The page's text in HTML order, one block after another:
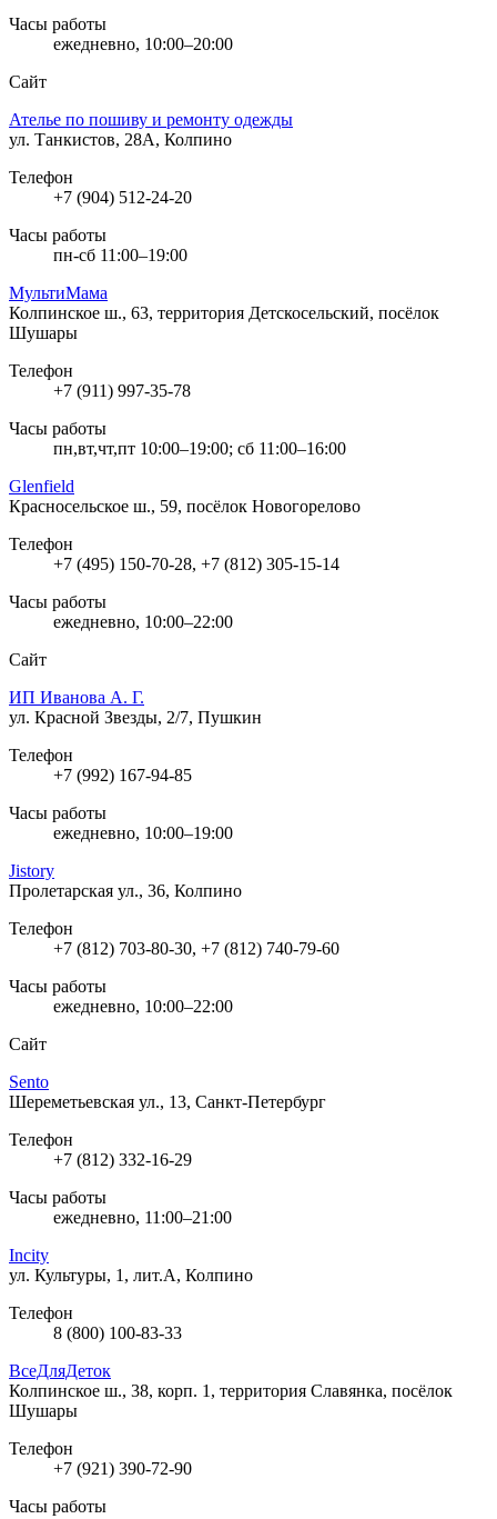
Часы работы
ежедневно, 10:00–20:00
Сайт
Ателье по пошиву и ремонту одежды
ул. Танкистов, 28А, Колпино
Телефон
+7 (904) 512-24-20
Часы работы
пн-сб 11:00–19:00
МультиМама
Колпинское ш., 63, территория Детскосельский, посёлок
Шушары
Телефон
+7 (911) 997-35-78
Часы работы
пн,вт,чт,пт 10:00–19:00; сб 11:00–16:00
Glenfield
Красносельское ш., 59, посёлок Новогорелово
Телефон
+7 (495) 150-70-28, +7 (812) 305-15-14
Часы работы
ежедневно, 10:00–22:00
Сайт
ИП Иванова А. Г.
ул. Красной Звезды, 2/7, Пушкин
Телефон
+7 (992) 167-94-85
Часы работы
ежедневно, 10:00–19:00
Jistory
Пролетарская ул., 36, Колпино
Телефон
+7 (812) 703-80-30, +7 (812) 740-79-60
Часы работы
ежедневно, 10:00–22:00
Сайт
Sento
Шереметьевская ул., 13, Санкт-Петербург
Телефон
+7 (812) 332-16-29
Часы работы
ежедневно, 11:00–21:00
Incity
ул. Культуры, 1, лит.А, Колпино
Телефон
8 (800) 100-83-33
ВсеДляДеток
Колпинское ш., 38, корп. 1, территория Славянка, посёлок
Шушары
Телефон
+7 (921) 390-72-90
Часы работы